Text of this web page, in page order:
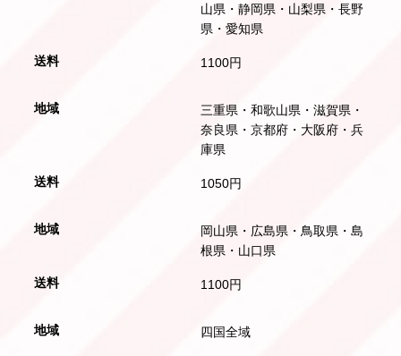
山県・静岡県・山梨県・長野
県・愛知県
1100円
三重県・和歌山県・滋賀県・
奈良県・京都府・大阪府・兵
庫県
1050円
岡山県・広島県・鳥取県・島
根県・山口県
1100円
四国全域